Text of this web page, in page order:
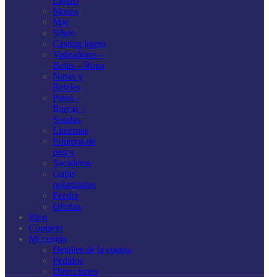
Mosca
Mar
Siluro
Casting ligero
Vadeadores –
Botas – Ropa
Nasas y
Reteles
Patos –
Barcas –
Sondas
Linternas
Equipos de
pesca
Sacaderas
Gafas
polarizadas
Feeder
Ofertas
Blog
Contacto
Mi cuenta
Detalles de la cuenta
Pedidos
Direcciones